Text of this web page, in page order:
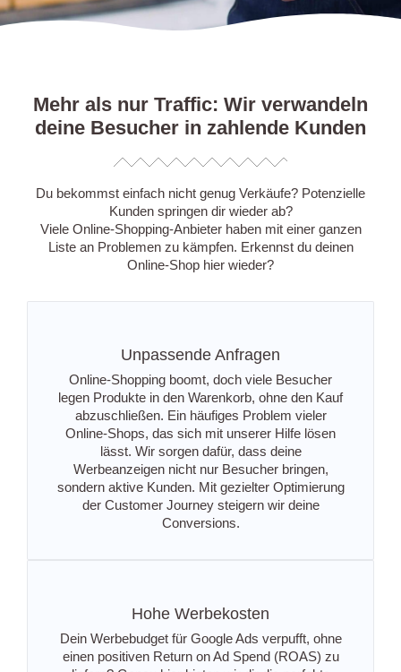
Mehr als nur Traffic: Wir verwandeln
deine Besucher in zahlende Kunden
Du bekommst einfach nicht genug Verkäufe? Potenzielle
Kunden springen dir wieder ab?
Viele Online-Shopping-Anbieter haben mit einer ganzen
Liste an Problemen zu kämpfen. Erkennst du deinen
Online-Shop hier wieder?
Unpassende Anfragen
Online-Shopping boomt, doch viele Besucher
legen Produkte in den Warenkorb, ohne den Kauf
abzuschließen. Ein häufiges Problem vieler
Online-Shops, das sich mit unserer Hilfe lösen
lässt. Wir sorgen dafür, dass deine
Werbeanzeigen nicht nur Besucher bringen,
sondern aktive Kunden. Mit gezielter Optimierung
der Customer Journey steigern wir deine
Conversions.
Hohe Werbekosten
Dein Werbebudget für Google Ads verpufft, ohne
einen positiven Return on Ad Spend (ROAS) zu